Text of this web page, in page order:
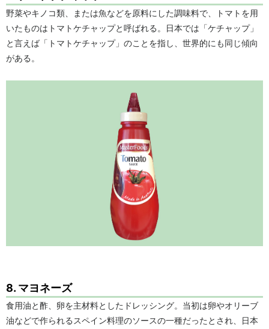
野菜やキノコ類、または魚などを原料にした調味料で、トマトを用
いたものはトマトケチャップと呼ばれる。日本では「ケチャップ」
と言えば「トマトケチャップ」のことを指し、世界的にも同じ傾向
がある。
8. マヨネーズ
食用油と酢、卵を主材料としたドレッシング。当初は卵やオリーブ
油などで作られるスペイン料理のソースの一種だったとされ、日本